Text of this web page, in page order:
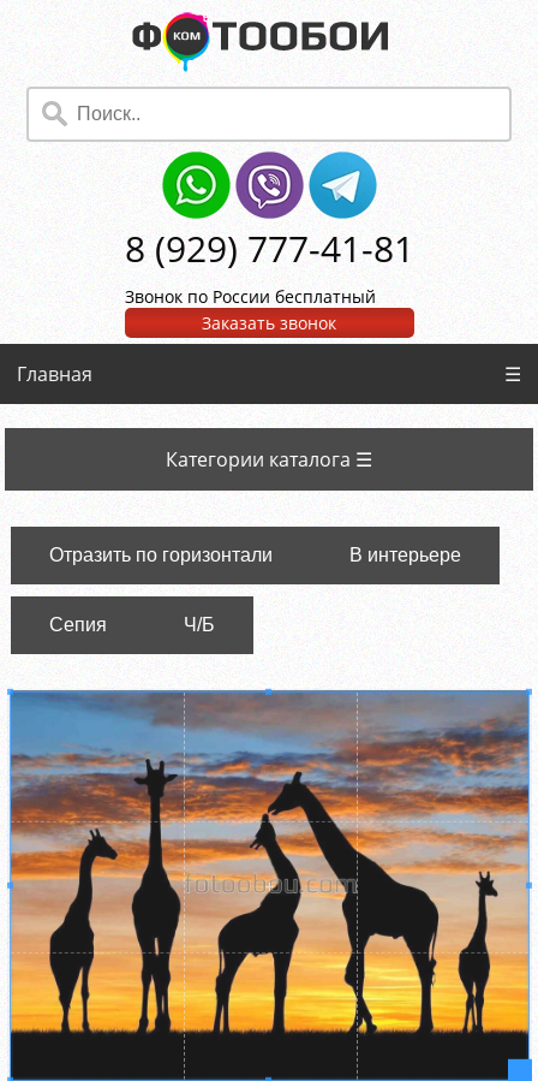
8 (929) 777-41-81
Звонок по России бесплатный
Заказать звонок
Главная ☰
Категории каталога ☰
Отразить по горизонтали В интерьере
Сепия Ч/Б